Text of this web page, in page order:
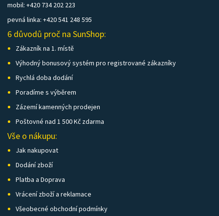
mobil: +420 734 202 223
pevná linka: +420 541 248 595
6 důvodů proč na SunShop:
Zákazník na 1. místě
Výhodný bonusový systém pro registrované zákazníky
Rychlá doba dodání
Poradíme s výběrem
Zázemí kamenných prodejen
Poštovné nad 1 500 Kč zdarma
Vše o nákupu:
Jak nakupovat
Dodání zboží
Platba a Doprava
Vrácení zboží a reklamace
Všeobecné obchodní podmínky